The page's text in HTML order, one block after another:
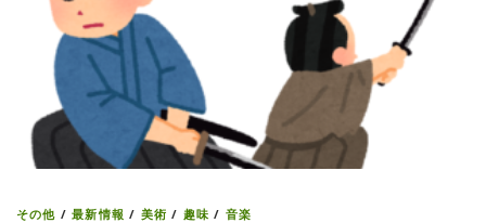
その他 /最新情報 / 美術 / 趣味 / 音楽